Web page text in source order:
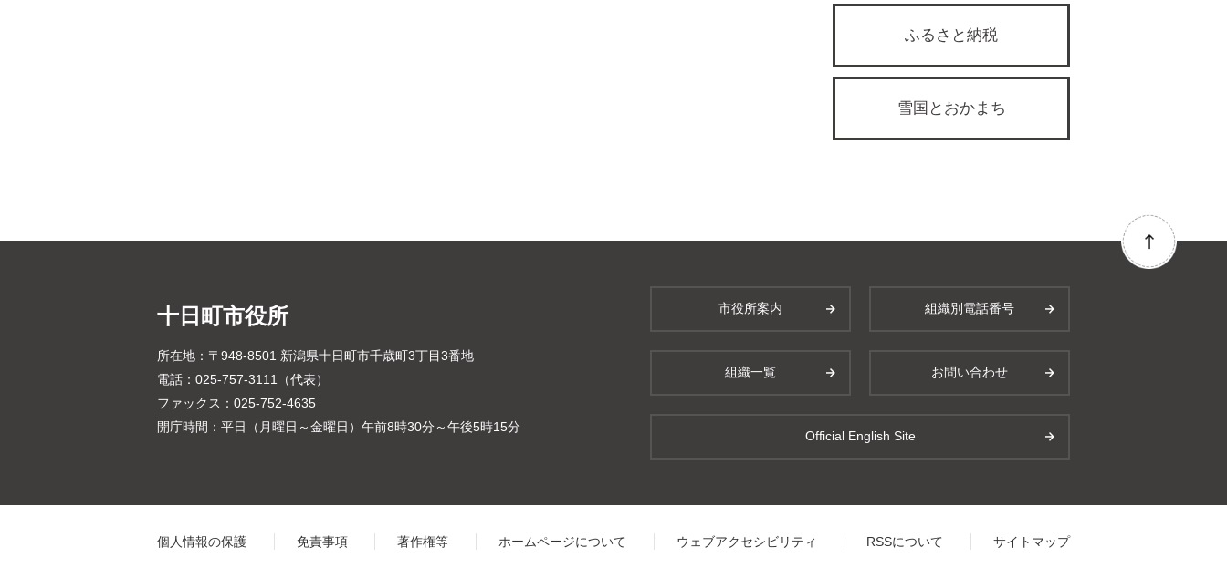
ふるさと納税
雪国とおかまち
十日町市役所
所在地：〒948-8501 新潟県十日町市千歳町3丁目3番地
電話：025-757-3111（代表）
ファックス：025-752-4635
開庁時間：平日（月曜日～金曜日）午前8時30分～午後5時15分
市役所案内 組織別電話番号
組織一覧 お問い合わせ
Official English Site
個人情報の保護 免責事項 著作権等 ホームページについて ウェブアクセシビリティ RSSについて サイトマップ